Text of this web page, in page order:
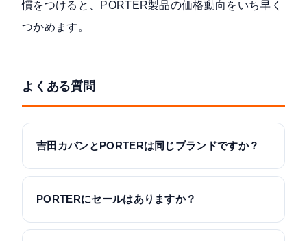
慣をつけると、PORTER製品の価格動向をいち早く
つかめます。
よくある質問
吉田カバンとPORTERは同じブランドですか？
PORTERにセールはありますか？